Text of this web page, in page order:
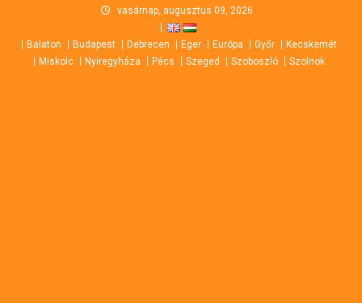
content
vasárnap, augusztus 09, 2026
Balaton Budapest Debrecen Eger Európa Győr
Kecskemét
Miskolc
Nyíregyháza Pécs Szeged Szoboszló Szolnok